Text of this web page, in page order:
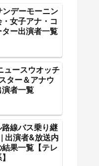
デーモーニン
女子アナ・コ
ー出演者一覧
ュースウオッチ
ター＆アナウ
者一覧
路線バス乗り継
出演者&放送内
果一覧【テレ